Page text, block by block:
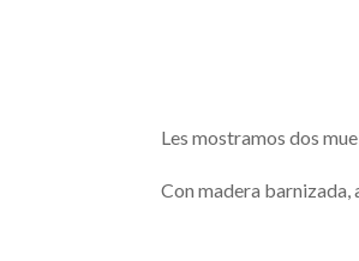
Les mostramos dos
Con madera barnizada,